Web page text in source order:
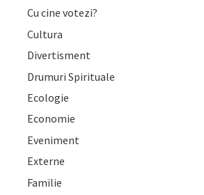
Cu cine votezi?
Cultura
Divertisment
Drumuri Spirituale
Ecologie
Economie
Eveniment
Externe
Familie